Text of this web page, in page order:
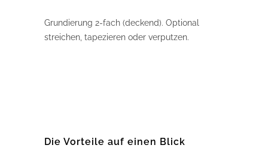
Grundierung 2-fach (deckend). Optional
streichen, tapezieren oder verputzen.
Die Vorteile auf einen Blick